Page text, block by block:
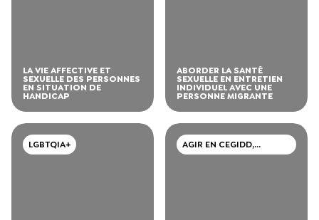
LA VIE AFFECTIVE ET
SEXUELLE DES PERSONNES
EN SITUATION DE
HANDICAP
ABORDER LA SANTÉ
SEXUELLE EN ENTRETIEN
INDIVIDUEL AVEC UNE
PERSONNE MIGRANTE
LGBTQIA+
AGIR EN CEGIDD,
CAARUD, CSAPA